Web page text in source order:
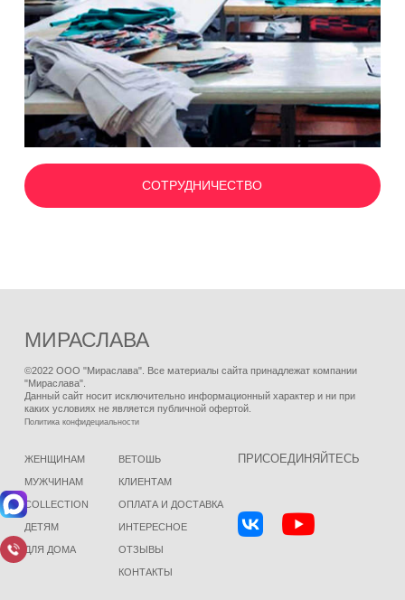
СОТРУДНИЧЕСТВО
МИРАСЛАВА
©2022 ООО "Мираслава". Все материалы сайта принадлежат компании
"Мираслава".
Данный сайт носит исключительно информационный характер и ни при
каких условиях не является публичной офертой.
Политика конфидециальности
ЖЕНЩИНАМ
МУЖЧИНАМ
COLLECTION
ДЕТЯМ
ДЛЯ ДОМА
ВЕТОШЬ
КЛИЕНТАМ
ОПЛАТА И ДОСТАВКА
ИНТЕРЕСНОЕ
ОТЗЫВЫ
КОНТАКТЫ
ПРИСОЕДИНЯЙТЕСЬ